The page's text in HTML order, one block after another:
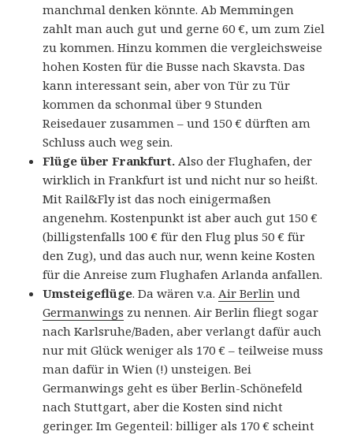
manchmal denken könnte. Ab Memmingen
zahlt man auch gut und gerne 60 €, um zum Ziel
zu kommen. Hinzu kommen die vergleichsweise
hohen Kosten für die Busse nach Skavsta. Das
kann interessant sein, aber von Tür zu Tür
kommen da schonmal über 9 Stunden
Reisedauer zusammen – und 150 € dürften am
Schluss auch weg sein.
Flüge über Frankfurt. Also der Flughafen, der
wirklich in Frankfurt ist und nicht nur so heißt.
Mit Rail&Fly ist das noch einigermaßen
angenehm. Kostenpunkt ist aber auch gut 150 €
(billigstenfalls 100 € für den Flug plus 50 € für
den Zug), und das auch nur, wenn keine Kosten
für die Anreise zum Flughafen Arlanda anfallen.
Umsteigeflüge. Da wären v.a.Air Berlin und
Germanwings zu nennen. Air Berlin fliegt sogar
nach Karlsruhe/Baden, aber verlangt dafür auch
nur mit Glück weniger als 170 € – teilweise muss
man dafür in Wien (!) unsteigen. Bei
Germanwings geht es über Berlin-Schönefeld
nach Stuttgart, aber die Kosten sind nicht
geringer. Im Gegenteil: billiger als 170 € scheint